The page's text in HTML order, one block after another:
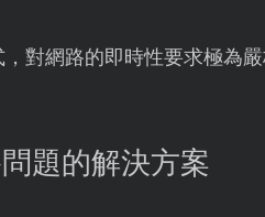
對網路的即時性要求極為
題的解決方案